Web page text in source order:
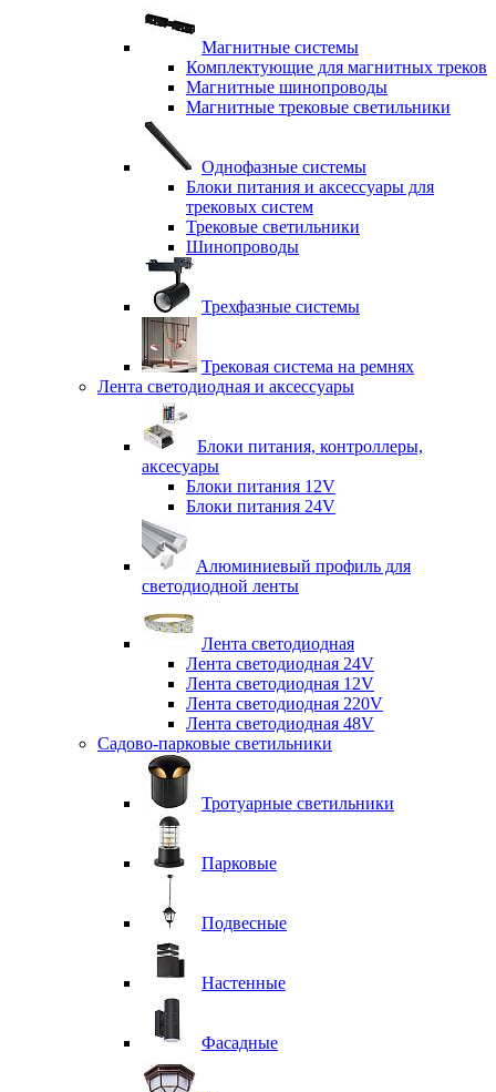
Магнитные системы
Комплектующие для магнитных треков
Магнитные шинопроводы
Магнитные трековые светильники
Однофазные системы
Блоки питания и аксессуары для
трековых систем
Трековые светильники
Шинопроводы
Трехфазные системы
Трековая система на ремнях
Лента светодиодная и аксессуары
Блоки питания, контроллеры,
аксесуары
Блоки питания 12V
Блоки питания 24V
Алюминиевый профиль для
светодиодной ленты
Лента светодиодная
Лента светодиодная 24V
Лента светодиодная 12V
Лента светодиодная 220V
Лента светодиодная 48V
Садово-парковые светильники
Тротуарные светильники
Парковые
Подвесные
Настенные
Фасадные